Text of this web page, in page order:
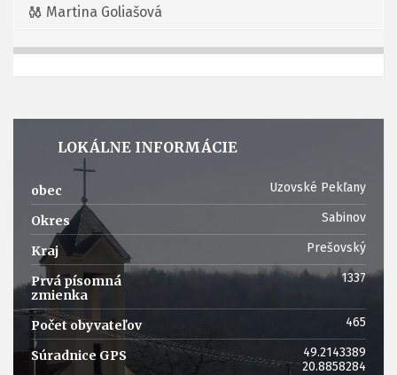
Martina Goliašová
LOKÁLNE INFORMÁCIE
obec Uzovské Pekľany
Okres Sabinov
Kraj Prešovský
Prvá písomná
zmienka
1337
Počet obyvateľov 465
Súradnice GPS
49.2143389
20.8858284